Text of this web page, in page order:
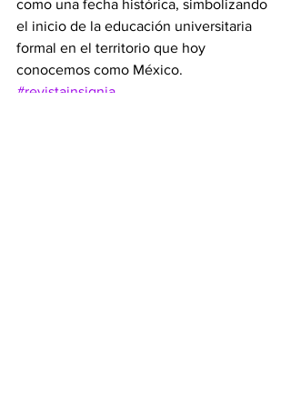
como una fecha histórica, simbolizando
el inicio de la educación universitaria
formal en el territorio que hoy
conocemos como México.
#revistainsignia